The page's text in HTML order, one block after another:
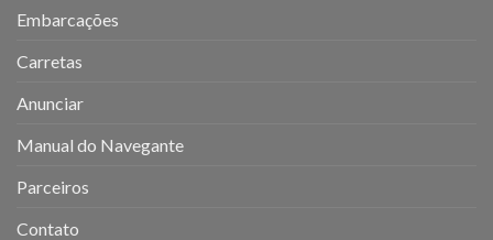
Embarcações
Carretas
Anunciar
Manual do Navegante
Parceiros
Contato